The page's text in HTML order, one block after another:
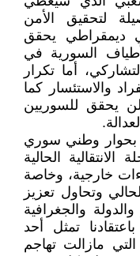
لتحقيق الأمن
ديمقراطي يحقق
السورية في
أما تكرار
والاستئسار كما
يحقق للسوريين
بحوار وطني سوري
الحالية
خارجية، وخاصة
وتحاول تعزيز
والجغرافية
تمثل أحد
مازالت تهاجم